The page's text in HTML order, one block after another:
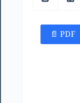
PDF 📄